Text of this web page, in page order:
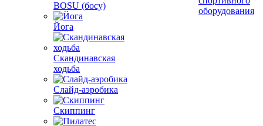
BOSU (босу)
Йога
Скандинавская
ходьба
Слайд-аэробика
Скиппинг
оборудования